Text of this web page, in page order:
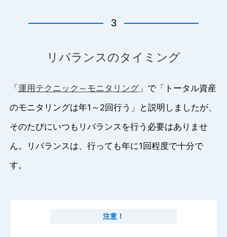
3
リバランスのタイミング
「 運用テクニック～モニタリング」で「トータル資産
のモニタリングは年1～2回行う」と説明しましたが、
そのたびにいつもリバランスを行う必要はありませ
ん。リバランスは、行っても年に1回程度で十分で
す。
注意！